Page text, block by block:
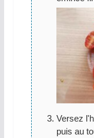
Versez
puis au